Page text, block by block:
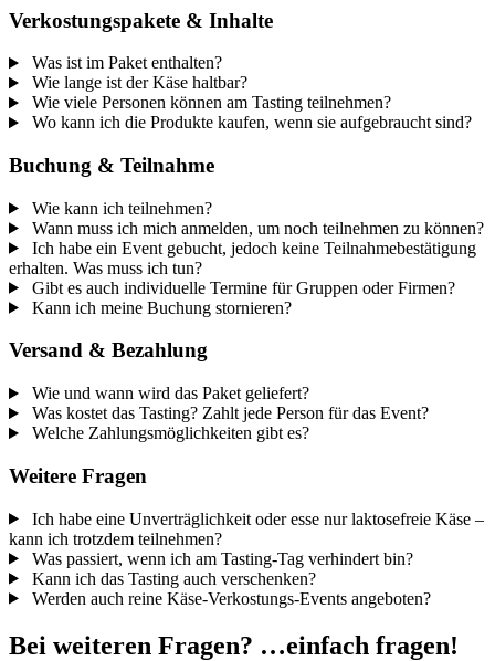
Verkostungspakete & Inhalte
Was ist im Paket enthalten?
Wie lange ist der Käse haltbar?
Wie viele Personen können am Tasting teilnehmen?
Wo kann ich die Produkte kaufen, wenn sie aufgebraucht sind?
Buchung & Teilnahme
Wie kann ich teilnehmen?
Wann muss ich mich anmelden, um noch teilnehmen zu können?
Ich habe ein Event gebucht, jedoch keine Teilnahmebestätigung
erhalten. Was muss ich tun?
Gibt es auch individuelle Termine für Gruppen oder Firmen?
Kann ich meine Buchung stornieren?
Versand & Bezahlung
Wie und wann wird das Paket geliefert?
Was kostet das Tasting? Zahlt jede Person für das Event?
Welche Zahlungsmöglichkeiten gibt es?
Weitere Fragen
Ich habe eine Unverträglichkeit oder esse nur laktosefreie Käse –
kann ich trotzdem teilnehmen?
Was passiert, wenn ich am Tasting-Tag verhindert bin?
Kann ich das Tasting auch verschenken?
Werden auch reine Käse-Verkostungs-Events angeboten?
Bei weiteren Fragen? …einfach fragen!